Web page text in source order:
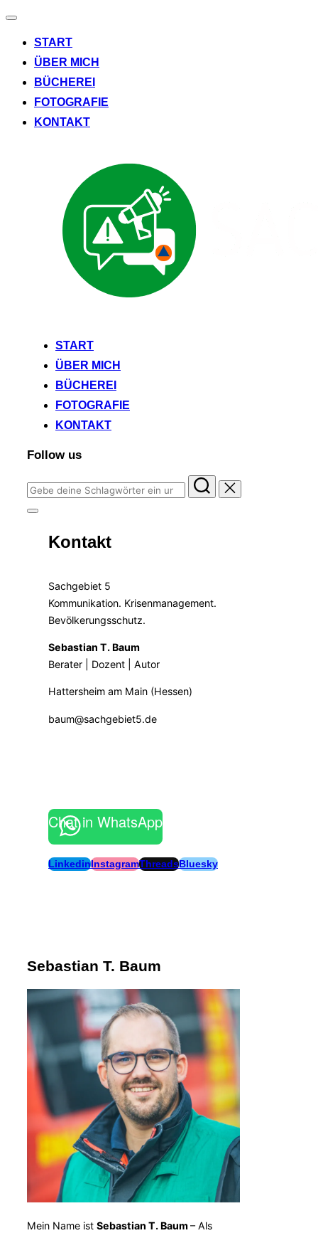
Navigation
START
ÜBER MICH
BÜCHEREI
FOTOGRAFIE
KONTAKT
START
ÜBER MICH
BÜCHEREI
FOTOGRAFIE
KONTAKT
Follow us
Suchen
nach:
Seitenleiste
Navigation
umschalten
Kontakt
Sachgebiet 5
Kommunikation. Krisenmanagement.
Bevölkerungsschutz.
Sebastian T. Baum
Berater | Dozent | Autor
Hattersheim am Main (Hessen)
baum@sachgebiet5.de
Chat in WhatsApp
LinkedinInstagramThreadsBluesky
Sebastian T. Baum
Mein Name ist Sebastian T. Baum– Als